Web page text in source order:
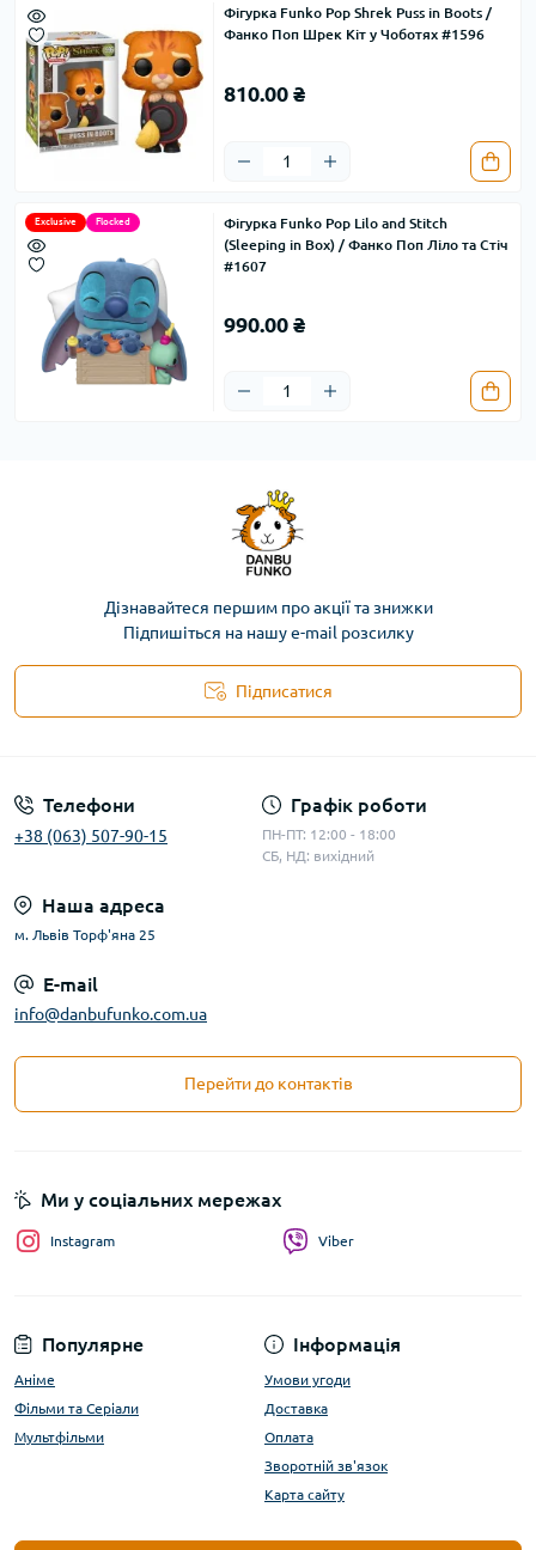
Фігурка Funko Pop Shrek Puss in Boots /
Фанко Поп Шрек Кіт у Чоботях #1596
810.00 ₴
Exclusive Flocked
Фігурка Funko Pop Lilo and Stitch
(Sleeping in Box) / Фанко Поп Ліло та Стіч
#1607
990.00 ₴
Дізнавайтеся першим про акції та знижки
Підпишіться на нашу e-mail розсилку
Підписатися
Телефони
+38 (063) 507-90-15
Графік роботи
ПН-ПТ: 12:00 - 18:00
СБ, НД: вихідний
Наша адреса
м. Львів Торф'яна 25
E-mail
info@danbufunko.com.ua
Перейти до контактів
Популярне
Аніме
Фільми та Серіали
Мультфільми
Інформація
Умови угоди
Доставка
Оплата
Зворотній зв'язок
Карта сайту
Ми у соціальних мережах
Instagram Viber